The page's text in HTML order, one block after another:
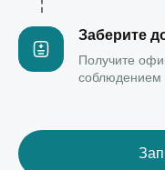
Заберите
Получите
соблюдением